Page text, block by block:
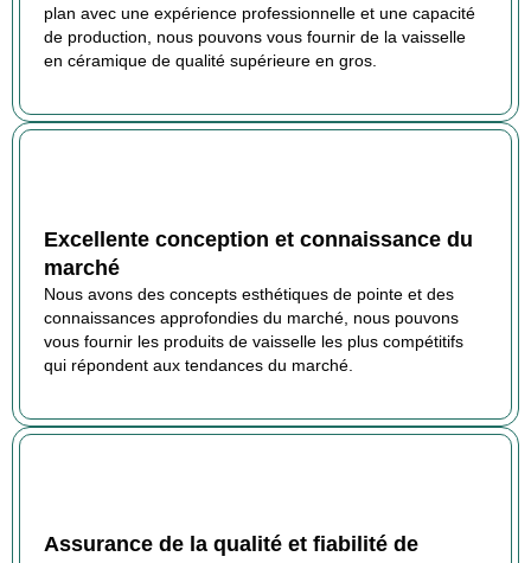
plan avec une expérience professionnelle et une capacité
de production, nous pouvons vous fournir de la vaisselle
en céramique de qualité supérieure en gros.
Excellente conception et connaissance du
marché
Nous avons des concepts esthétiques de pointe et des
connaissances approfondies du marché, nous pouvons
vous fournir les produits de vaisselle les plus compétitifs
qui répondent aux tendances du marché.
Assurance de la qualité et fiabilité de